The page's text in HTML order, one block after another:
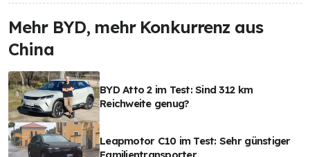
Mehr BYD, mehr Konkurrenz aus
China
BYD Atto 2 im Test: Sind 312 km
Reichweite genug?
Leapmotor C10 im Test: Sehr günstiger